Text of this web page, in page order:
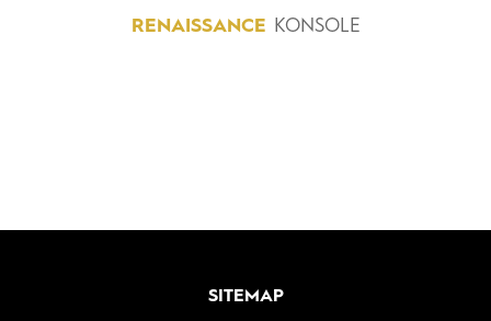
RENAISSANCE KONSOLE
SITEMAP